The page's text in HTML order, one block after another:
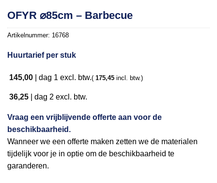
OFYR ⌀85cm – Barbecue
Artikelnummer: 16768
Huurtarief per stuk
145,00 dag 1 excl. btw.( 175,45 incl. btw.)
36,25 dag 2 excl. btw.
Vraag een vrijblijvende offerte aan voor de
beschikbaarheid.
Wanneer we een offerte maken zetten we de materialen
tijdelijk voor je in optie om de beschikbaarheid te
garanderen.